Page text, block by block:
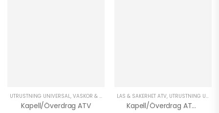
UTRUSTNING UNIVERSAL, VÄSKOR & SKYDD ATV ,VINTER ATV
Kapell/Överdrag ATV
LÅS & SÄKERHET ATV, UTRUSTNING UNIVERSAL
Kapell/Överdrag ATV HEAVY DUTY 150D XXL